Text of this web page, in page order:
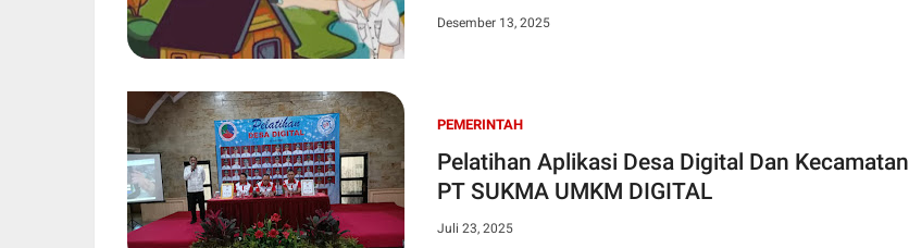
Desember 13, 2025
PEMERINTAH
Pelatihan Aplikasi Desa Digital Dan Kecamatan
PT SUKMA UMKM DIGITAL
Juli 23, 2025